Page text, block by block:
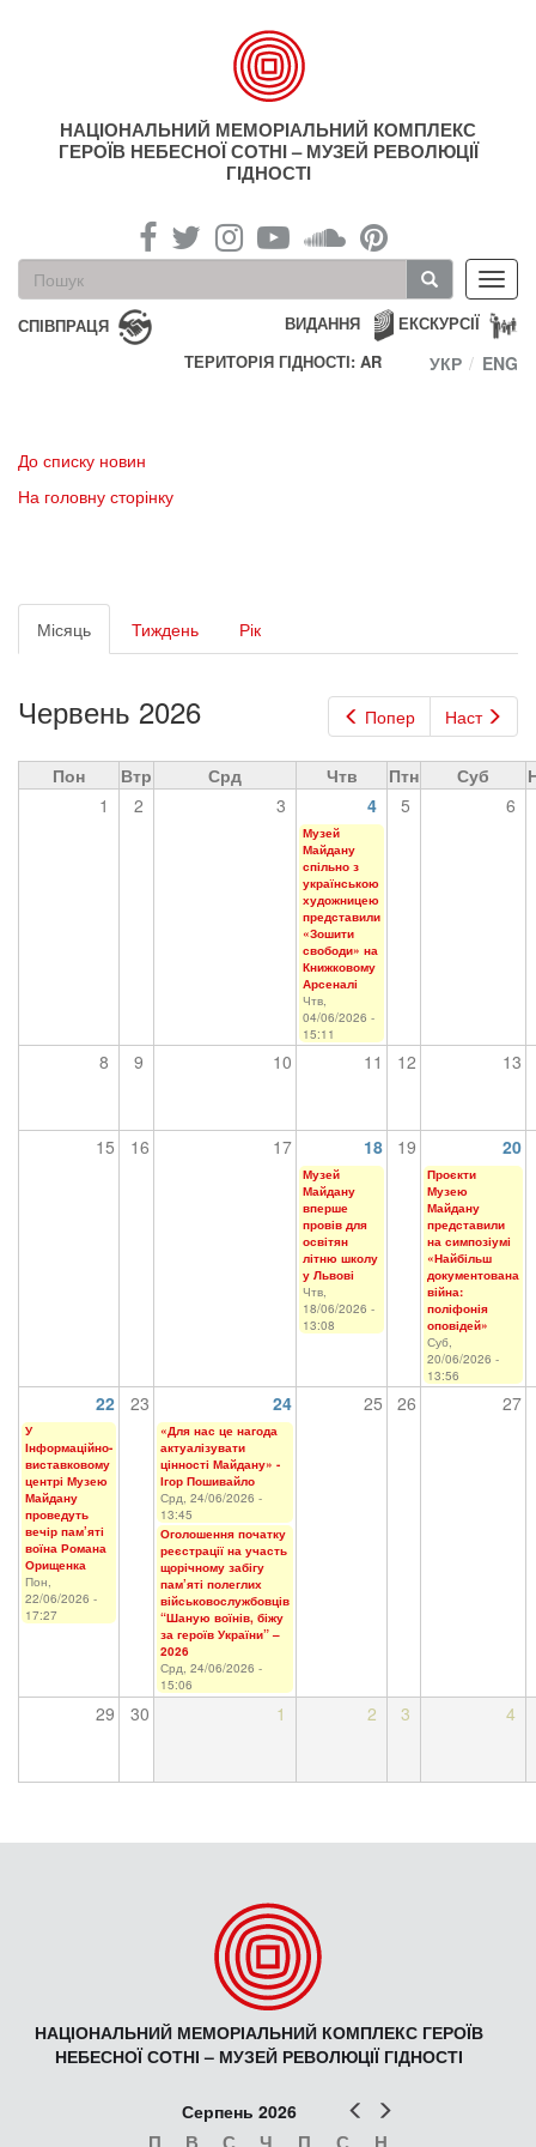
НАЦІОНАЛЬНИЙ МЕМОРІАЛЬНИЙ КОМПЛЕКС
ГЕРОЇВ НЕБЕСНОЇ СОТНІ – МУЗЕЙ РЕВОЛЮЦІЇ
ГІДНОСТІ
Пошукова
форма
Пошук
СПІВПРАЦЯ ЕКСКУРСІЇ
ВИДАННЯ
ТЕРИТОРІЯ ГІДНОСТІ: AR
УКР ENG
До списку новин
На головну сторінку
Первинні
вкладки
Місяць (активна
вкладка)
Тиждень Рік
Попер Наст
Червень 2026
Пон Втр Срд Чтв Птн Суб
1
2 3 4 5 6
Музей
Майдану
спільно з
українською
художницею
представили
«Зошити
свободи» на
Книжковому
Арсеналі
Чтв,
04/06/2026 -
15:11
8 9 10 11 12 13
15 16 17 18 19 20
Музей
Майдану
вперше
провів для
освітян
літню школу
у Львові
Чтв,
18/06/2026 -
13:08
Проєкти
Музею
Майдану
представили
на симпозіумі
«Найбільш
документована
війна:
поліфонія
оповідей»
Суб,
20/06/2026 -
13:56
22 23 24 25 26 27
У
Інформаційно-
виставковому
центрі Музею
Майдану
проведуть
вечір пам’яті
воїна Романа
Орищенка
Пон,
22/06/2026 -
17:27
«Для нас це нагода
актуалізувати
цінності Майдану» -
Ігор Пошивайло
Срд, 24/06/2026 -
13:45
Оголошення початку
реєстрації на участь
щорічному забігу
пам’яті полеглих
військовослужбовців
“Шаную воїнів, біжу
за героїв України” –
2026
Срд, 24/06/2026 -
15:06
29 30 1 2 3 4
НАЦІОНАЛЬНИЙ МЕМОРІАЛЬНИЙ КОМПЛЕКС ГЕРОЇВ
НЕБЕСНОЇ СОТНІ – МУЗЕЙ РЕВОЛЮЦІЇ ГІДНОСТІ
Попер
Серпень 2026